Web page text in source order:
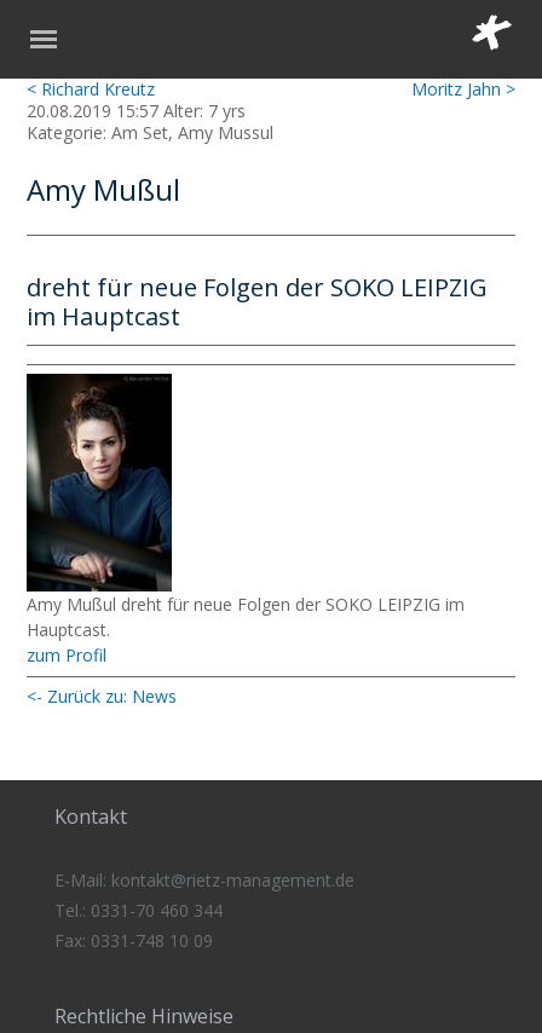
Moritz Jahn >
< Richard Kreutz
20.08.2019 15:57 Alter: 7 yrs
Kategorie: Am Set, Amy Mussul
Amy Mußul
dreht für neue Folgen der SOKO LEIPZIG
im Hauptcast
Amy Mußul dreht für neue Folgen der SOKO LEIPZIG im
Hauptcast.
zum Profil
<- Zurück zu: News
Kontakt
E-Mail: kontakt@rietz-management.de
Tel.: 0331-70 460 344
Fax: 0331-748 10 09
Rechtliche Hinweise